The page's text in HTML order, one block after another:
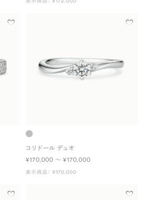
コリドール デュオ
¥170,000 〜 ¥170,000
表示商品： ¥170,000